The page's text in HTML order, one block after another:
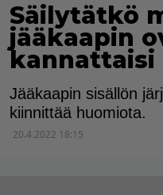
Säilytätkö
jääkaapin
kannattaisi
Jääkaapin sisällön
kiinnittää huomiota.
20.4.2022 18:15